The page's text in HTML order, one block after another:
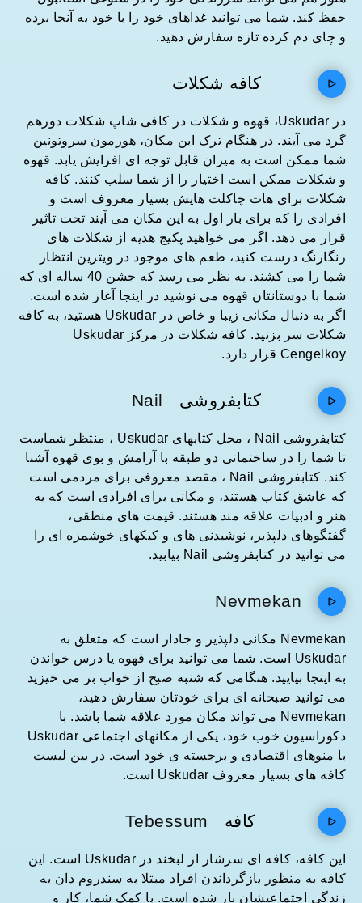
حفظ کند. شما می توانید غذاهای خود را با خود به آنجا برده
و چای دم کرده تازه سفارش دهید.
کافه شکلات
در Uskudar، قهوه و شکلات در کافی شاپ شکلات دورهم
گرد می آیند. در هنگام ترک این مکان، هورمون سروتونین
شما ممکن است به میزان قابل توجه ای افزایش یابد. قهوه
و شکلات ممکن است اختیار را از شما سلب کنند. کافه
شکلات برای هات چاکلت هایش بسیار معروف است و
افرادی را که برای بار اول به این مکان می آیند تحت تاثیر
قرار می دهد. اگر می خواهید پکیج هدیه از شکلات های
رنگارنگ درست کنید، طعم های موجود در ویترین انتظار
شما را می کشند. به نظر می رسد که جشن 40 ساله ای که
شما با دوستانتان قهوه می نوشید در اینجا آغاز شده است.
اگر به دنبال مکانی زیبا و خاص در Uskudar هستید، به کافه
شکلات سر بزنید. کافه شکلات در مرکز Uskudar
Cengelkoy قرار دارد.
کتابفروشی Nail
کتابفروشی Nail ، محل کتابهای Uskudar ، منتظر شماست
تا شما را در ساختمانی دو طبقه با آرامش و بوی قهوه آشنا
کند. کتابفروشی Nail ، مقصد معروفی برای مردمی است
که عاشق کتاب هستند، و مکانی برای افرادی است که به
هنر و ادبیات علاقه مند هستند. قیمت های منطقی،
گفتگوهای دلپذیر، نوشیدنی های و کیکهای خوشمزه ای را
می توانید در کتابفروشی Nail بیابید.
Nevmekan
Nevmekan مکانی دلپذیر و جادار است که متعلق به
Uskudar است. شما می توانید برای قهوه یا درس خواندن
به اینجا بیایید. هنگامی که شنبه صبح از خواب بر می خیزید
می توانید صبحانه ای برای خودتان سفارش دهید،
Nevmekan می تواند مکان مورد علاقه شما باشد. با
دکوراسیون خوب خود، یکی از مکانهای اجتماعی Uskudar
با منوهای اقتصادی و برجسته ی خود است. در بین لیست
کافه های بسیار معروف Uskudar است.
کافه Tebessum
این کافه، کافه ای سرشار از لبخند در Uskudar است. این
کافه به منظور بازگرداندن افراد مبتلا به سندروم دان به
زندگی اجتماعیشان باز شده است. با کمک شما، کار و